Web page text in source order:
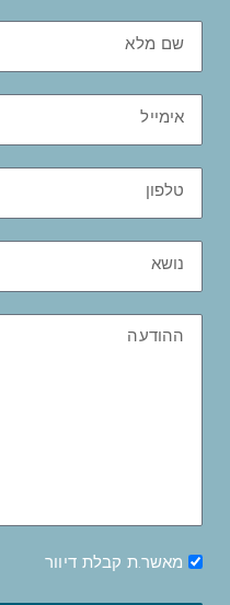
מאשר.ת קבלת דיוור